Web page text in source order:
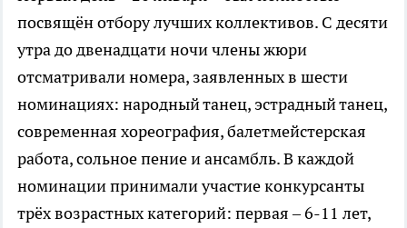
посвящён отбору лучших коллективов. С десяти
утра до двенадцати ночи члены жюри
отсматривали номера, заявленных в шести
номинациях: народный танец, эстрадный танец,
современная хореография, балетмейстерская
работа, сольное пение и ансамбль. В каждой
номинации принимали участие конкурсанты
трёх возрастных категорий: первая – 6-11 лет,